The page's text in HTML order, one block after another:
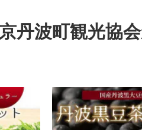
丹波町観光協